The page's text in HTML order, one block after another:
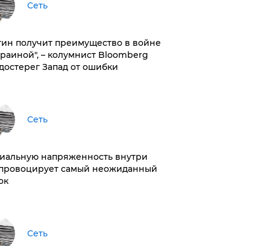
Сеть
получит преимущество в войне
– колумнист Bloomberg
Запад от ошибки
Сеть
напряженность внутри
самый неожиданный
Сеть